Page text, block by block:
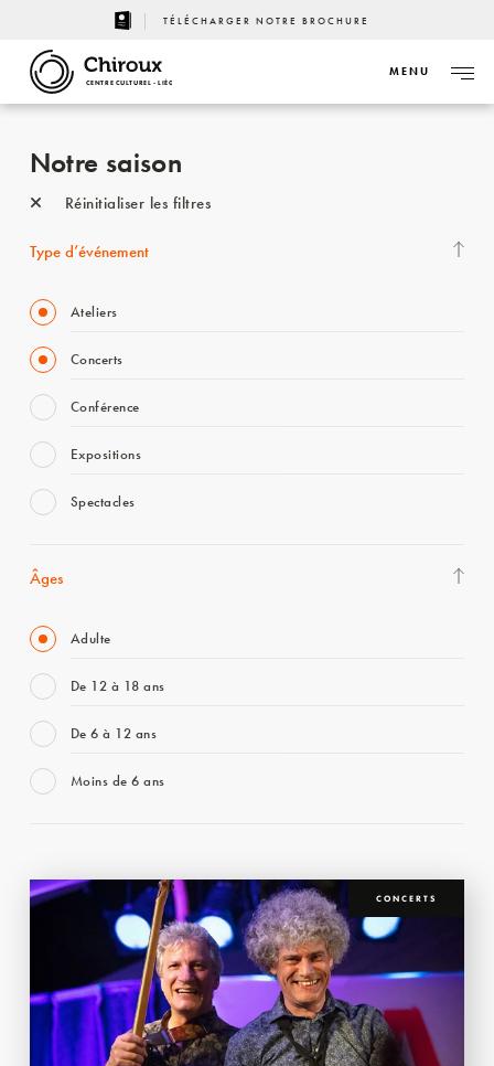
TÉLÉCHARGER NOTRE BROCHURE
CENTRE CULTUREL - LIÈGE
MENU
Notre saison
Réinitialiser les filtres
Type d’événement
Ateliers
Concerts
Conférence
Expositions
Spectacles
Âges
Adulte
De 12 à 18 ans
De 6 à 12 ans
Moins de 6 ans
CONCERTS